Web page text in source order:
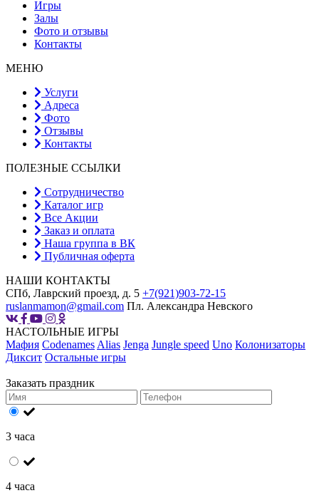
Игры
Залы
Фото и отзывы
Контакты
МЕНЮ
Услуги
Адреса
Фото
Отзывы
Контакты
ПОЛЕЗНЫЕ ССЫЛКИ
Сотрудничество
Каталог игр
Все Акции
Заказ и оплата
Наша группа в ВК
Публичная оферта
НАШИ КОНТАКТЫ
СПб, Лаврский проезд, д. 5 +7(921)903-72-15
ruslanmamon@gmail.com Пл. Александра Невского
НАСТОЛЬНЫЕ ИГРЫ
Мафия Codenames Alias Jenga Jungle speed Uno Колонизаторы
Диксит Остальные игры
Заказать праздник
3 часа
4 часа